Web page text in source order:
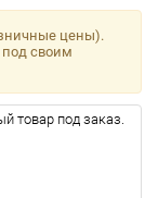
цены).
своим
товар под заказ.